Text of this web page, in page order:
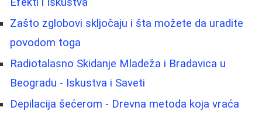
Efekti i Iskustva
Zašto zglobovi skljočaju i šta možete da uradite
povodom toga
Radiotalasno Skidanje Mladeža i Bradavica u
Beogradu - Iskustva i Saveti
Depilacija šećerom - Drevna metoda koja vraća